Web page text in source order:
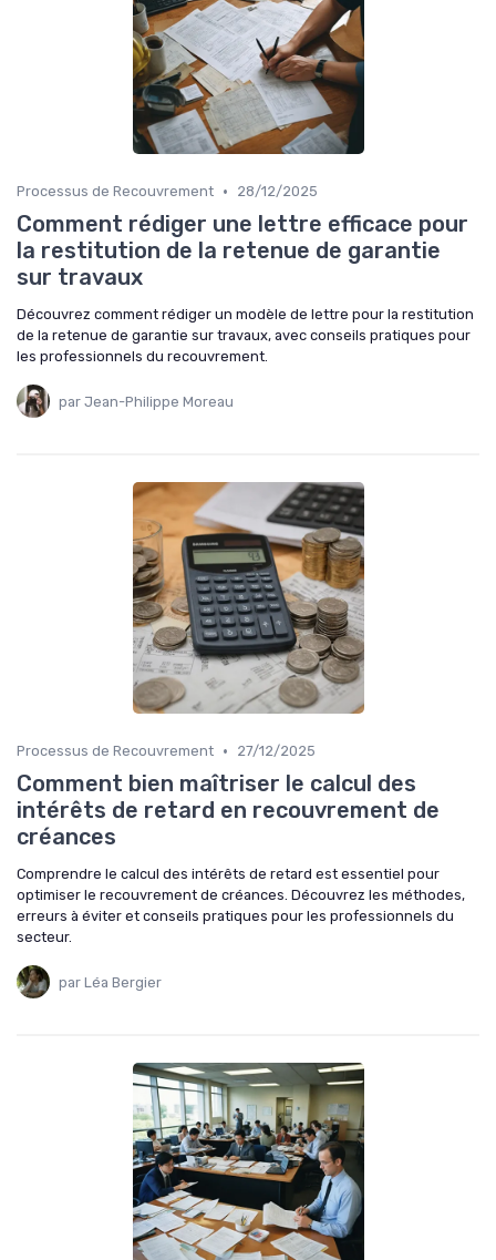
Processus de Recouvrement • 28/12/2025
Comment rédiger une lettre efficace pour
la restitution de la retenue de garantie
sur travaux
Découvrez comment rédiger un modèle de lettre pour la restitution
de la retenue de garantie sur travaux, avec conseils pratiques pour
les professionnels du recouvrement.
par Jean-Philippe Moreau
Processus de Recouvrement • 27/12/2025
Comment bien maîtriser le calcul des
intérêts de retard en recouvrement de
créances
Comprendre le calcul des intérêts de retard est essentiel pour
optimiser le recouvrement de créances. Découvrez les méthodes,
erreurs à éviter et conseils pratiques pour les professionnels du
secteur.
par Léa Bergier